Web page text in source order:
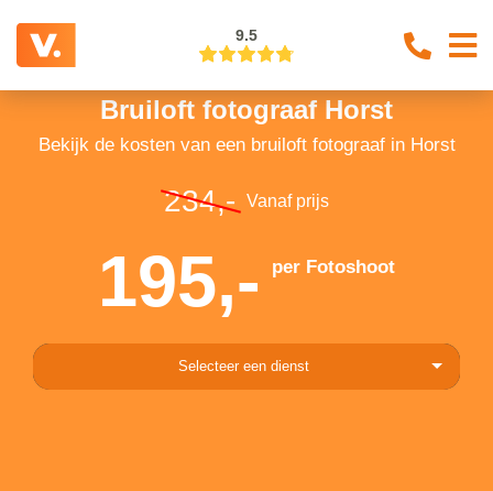
9.5
Bruiloft fotograaf Horst
Bekijk de kosten van een bruiloft fotograaf in Horst
234,- Vanaf prijs
195,- per Fotoshoot
Selecteer een dienst